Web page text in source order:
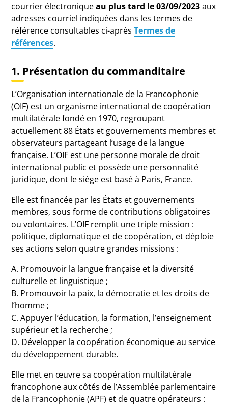
courrier électroniqueau plus tard le 03/09/2023aux
adresses courriel indiquées dans les termes de
référence consultables ci-aprèsTermes de
références.
1. Présentation du commanditaire
L’Organisation internationale de la Francophonie
(OIF) est un organisme international de coopération
multilatérale fondé en 1970, regroupant
actuellement 88 États et gouvernements membres et
observateurs partageant l’usage de la langue
française. L’OIF est une personne morale de droit
international public et possède une personnalité
juridique, dont le siège est basé à Paris, France.
Elle est financée par les États et gouvernements
membres, sous forme de contributions obligatoires
ou volontaires. L’OIF remplit une triple mission :
politique, diplomatique et de coopération, et déploie
ses actions selon quatre grandes missions :
A. Promouvoir la langue française et la diversité
culturelle et linguistique ;
B. Promouvoir la paix, la démocratie et les droits de
l’homme ;
C. Appuyer l’éducation, la formation, l’enseignement
supérieur et la recherche ;
D. Développer la coopération économique au service
du développement durable.
Elle met en œuvre sa coopération multilatérale
francophone aux côtés de l’Assemblée parlementaire
de la Francophonie (APF) et de quatre opérateurs :